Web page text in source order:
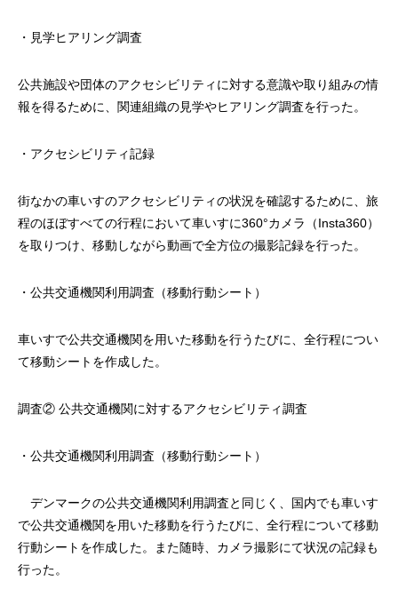
・見学ヒアリング調査
公共施設や団体のアクセシビリティに対する意識や取り組みの情
報を得るために、関連組織の見学やヒアリング調査を行った。
・アクセシビリティ記録
街なかの車いすのアクセシビリティの状況を確認するために、旅
程のほぼすべての行程において車いすに360°カメラ（Insta360）
を取りつけ、移動しながら動画で全方位の撮影記録を行った。
・公共交通機関利用調査（移動行動シート）
車いすで公共交通機関を用いた移動を行うたびに、全行程につい
て移動シートを作成した。
調査② 公共交通機関に対するアクセシビリティ調査
・公共交通機関利用調査（移動行動シート）
デンマークの公共交通機関利用調査と同じく、国内でも車いす
で公共交通機関を用いた移動を行うたびに、全行程について移動
行動シートを作成した。また随時、カメラ撮影にて状況の記録も
行った。